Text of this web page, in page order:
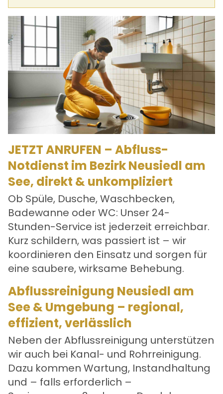
JETZT ANRUFEN – Abfluss-
Notdienst im Bezirk Neusiedl am
See, direkt & unkompliziert
Ob Spüle, Dusche, Waschbecken,
Badewanne oder WC: Unser 24-
Stunden-Service ist jederzeit erreichbar.
Kurz schildern, was passiert ist – wir
koordinieren den Einsatz und sorgen für
eine saubere, wirksame Behebung.
Abflussreinigung Neusiedl am
See & Umgebung – regional,
effizient, verlässlich
Neben der Abflussreinigung unterstützen
wir auch bei Kanal- und Rohrreinigung.
Dazu kommen Wartung, Instandhaltung
und – falls erforderlich –